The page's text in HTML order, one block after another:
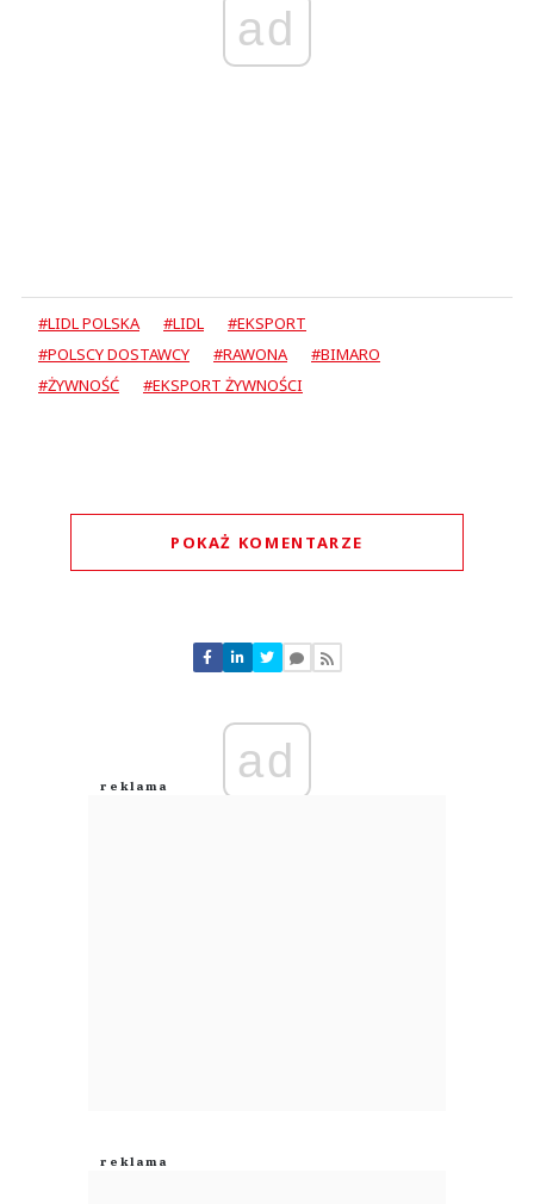
ad
#LIDL POLSKA #LIDL
#EKSPORT
#POLSCY DOSTAWCY
#RAWONA
#BIMARO
#ŻYWNOŚĆ
#EKSPORT ŻYWNOŚCI
POKAŻ KOMENTARZE
Nie znaleziono komentarzy
Zostaw swoje komentarze
Anuluj
ad